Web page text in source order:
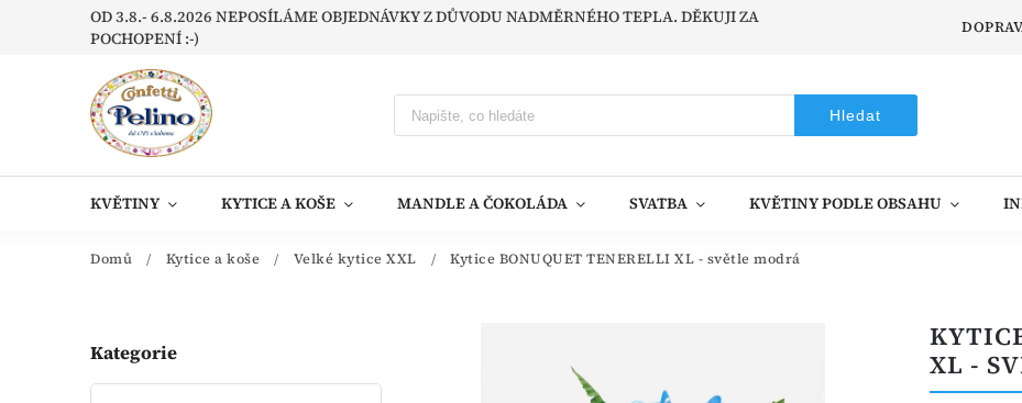
OD 3.8.- 6.8.2026 NEPOSÍLÁME OBJEDNÁVKY Z DŮVODU NADMĚRNÉHO TEPLA. DĚKUJI ZA
POCHOPENÍ :-)
Hledat
KVĚTINY KYTICE A KOŠE MANDLE A ČOKOLÁDA SVATBA KVĚTINY PODLE OBSAHU
Domů / Kytice a koše / Velké kytice XXL / Kytice BONUQUET TENERELLI XL - světle modrá
Kategorie
XL -